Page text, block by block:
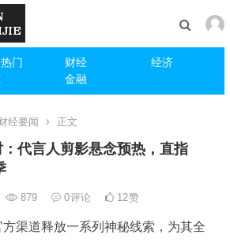
门 财经
经济
金融
经要闻 正文
代言人剪影悬念预热，直指
879 0评论 12赞
渠道释放一系列神秘线索，为其全